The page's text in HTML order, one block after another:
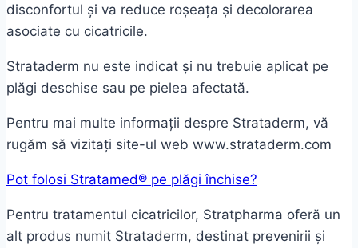
disconfortul și va reduce roșeața și decolorarea
asociate cu cicatricile.
Strataderm nu este indicat și nu trebuie aplicat pe
plăgi deschise sau pe pielea afectată.
Pentru mai multe informații despre Strataderm, vă
rugăm să vizitați site-ul web www.strataderm.com
Pot folosi Stratamed® pe plăgi închise?
Pentru tratamentul cicatricilor, Stratpharma oferă un
alt produs numit Strataderm, destinat prevenirii și